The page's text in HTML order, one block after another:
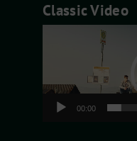
Classic Video
00:00